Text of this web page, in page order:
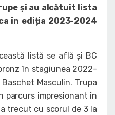
și au alcătuit lista
în ediția 2023-2024
listă se află și BC
în stagiunea 2022-
Masculin. Trupa
parcurs impresionant în
trecut cu scorul de 3 la